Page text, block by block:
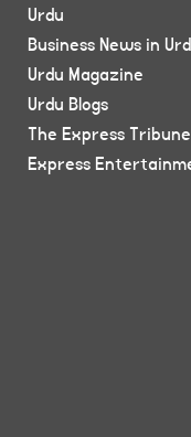
Urdu
Business News in
Urdu Magazine
Urdu Blogs
The Express Tribune
Express